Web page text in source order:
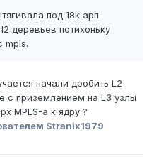
под 18k арп-
деревьев потихоньку
mpls.
начали дробить L2
с приземлением на L3 узлы
MPLS-а к ядру ?
Stranix1979